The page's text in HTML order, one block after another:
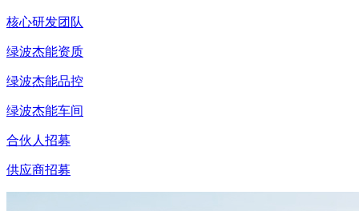
核心研发团队
绿波杰能资质
绿波杰能品控
绿波杰能车间
合伙人招募
供应商招募